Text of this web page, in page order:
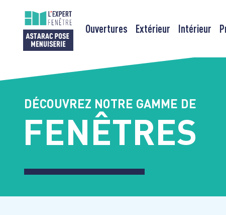
Ouvertures Extérieur Intérieur
DÉCOUVREZ NOTRE GAMME DE
FENÊTRES